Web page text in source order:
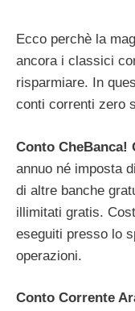
Ecco perchè la
ancora i classici
risparmiare. In
conti correnti zero
Conto CheBanca!
annuo né imposta
di altre banche
illimitati gratis.
eseguiti presso lo
operazioni.
Conto Corrente